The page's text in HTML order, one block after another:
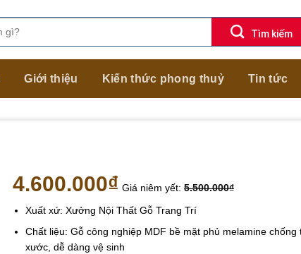
Giới thiệu Kiến thức phong thuỷ Tin tức
4.600.000₫ Giá niêm yết: 5.500.000₫
Xuất xứ: Xưởng Nội Thất Gỗ Trang Trí
Chất liệu: Gỗ công nghiệp MDF bề mặt phủ melamine chống
xước, dễ dàng vệ sinh